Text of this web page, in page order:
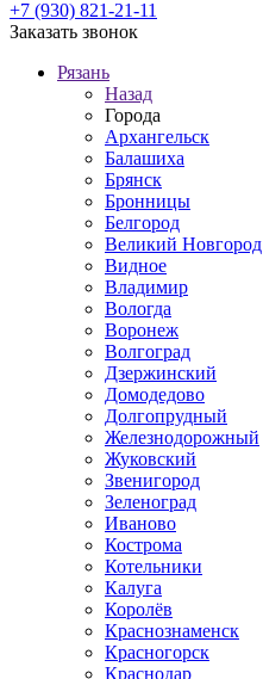
+7 (930) 821-21-11
Заказать звонок
Рязань
Назад
Города
Архангельск
Балашиха
Брянск
Бронницы
Белгород
Великий Новгород
Видное
Владимир
Вологда
Воронеж
Волгоград
Дзержинский
Домодедово
Долгопрудный
Железнодорожный
Жуковский
Звенигород
Зеленоград
Иваново
Кострома
Котельники
Калуга
Королёв
Краснознаменск
Красногорск
Краснодар